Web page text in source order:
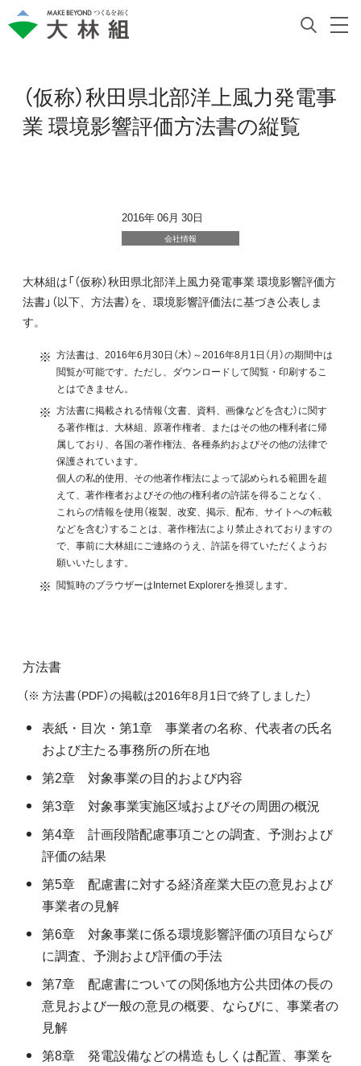
（仮称）秋田県北部洋上風力発電事
業 環境影響評価方法書の縦覧
2016年 06月 30日
会社情報
大林組は「（仮称）秋田県北部洋上風力発電事業 環境影響評価方
法書」（以下、方法書）を、環境影響評価法に基づき公表しま
す。
※ 方法書は、2016年6月30日（木）～2016年8月1日（月）の期間中は
閲覧が可能です。ただし、ダウンロードして閲覧・印刷するこ
とはできません。
※ 方法書に掲載される情報（文書、資料、画像などを含む）に関す
る著作権は、大林組、原著作権者、またはその他の権利者に帰
属しており、各国の著作権法、各種条約およびその他の法律で
保護されています。
個人の私的使用、その他著作権法によって認められる範囲を超
えて、著作権者およびその他の権利者の許諾を得ることなく、
これらの情報を使用（複製、改変、掲示、配布、サイトへの転載
などを含む）することは、著作権法により禁止されておりますの
で、事前に大林組にご連絡のうえ、許諾を得ていただくようお
願いいたします。
※ 閲覧時のブラウザーはInternet Explorerを推奨します。
方法書
（※ 方法書（PDF）の掲載は2016年8月1日で終了しました）
表紙・目次・第1章 事業者の名称、代表者の氏名
および主たる事務所の所在地
第2章 対象事業の目的および内容
第3章 対象事業実施区域およびその周囲の概況
第4章 計画段階配慮事項ごとの調査、予測および
評価の結果
第5章 配慮書に対する経済産業大臣の意見および
事業者の見解
第6章 対象事業に係る環境影響評価の項目ならび
に調査、予測および評価の手法
第7章 配慮書についての関係地方公共団体の長の
意見および一般の意見の概要、ならびに、事業者の
見解
第8章 発電設備などの構造もしくは配置、事業を